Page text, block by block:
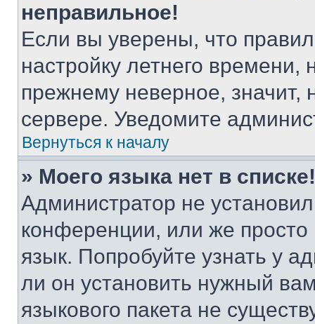
неправильное!
Если вы уверены, что
настройку летнего
прежнему неверное, значит,
сервере. Уведомите
Вернуться к началу
» Моего языка нет в списке!
Администратор не
конференции, или же
язык. Попробуйте узнать у
ли он установить нужный
языкового пакета не